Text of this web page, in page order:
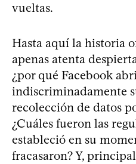
vueltas.
Hasta aquí la historia
apenas atenta
¿por qué Facebook
indiscriminadamente
recolección de datos
¿Cuáles fueron las
estableció en su
fracasaron? Y,